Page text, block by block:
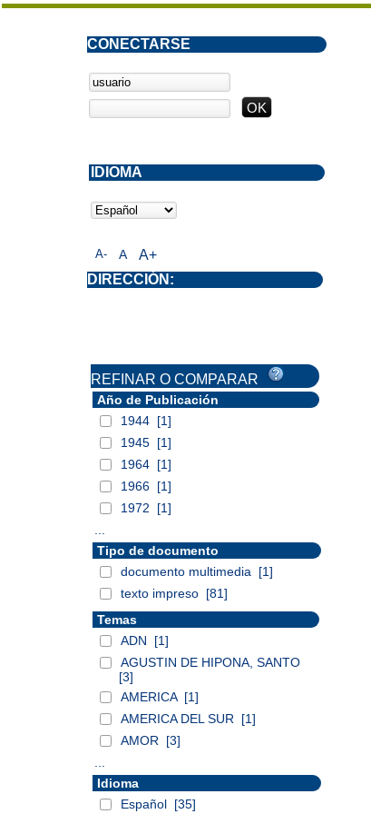
A- A A+
CONECTARSE
DIRECCIÓN:
IDIOMA
REFINAR O COMPARAR
Año de Publicación
1944 [1]
1945 [1]
1964 [1]
1966 [1]
1972
[1]
Tipo de documento
documento multimedia
[1]
texto impreso [81]
Temas
ADN
[1]
AGUSTIN DE HIPONA, SANTO
[3]
AMERICA [1]
AMERICA DEL SUR
[1]
AMOR
[3]
Idioma
Español [35]